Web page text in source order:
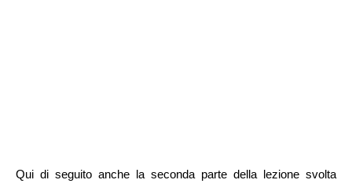
Qui di seguito anche la seconda parte della lezione svolta